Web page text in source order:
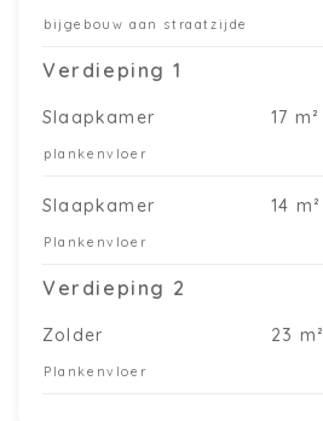
bijgebouw aan straatzijde
Verdieping 1
Slaapkamer 17 m²
plankenvloer
Slaapkamer 14 m²
Plankenvloer
Verdieping 2
Zolder 23 m²
Plankenvloer